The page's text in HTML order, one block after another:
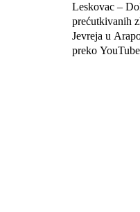
Leskovac –
prećutkivanih
Jevreja u
preko